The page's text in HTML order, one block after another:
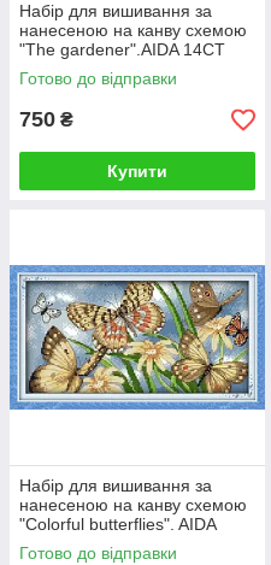
Набір для вишивання за
нанесеною на канву схемою
"The gardener".AIDA 14CT
printed, 38*47 см
Готово до відправки
750 ₴
Купити
Набір для вишивання за
нанесеною на канву схемою
"Colorful butterflies". AIDA
14CT printed, 38*33 см
Готово до відправки